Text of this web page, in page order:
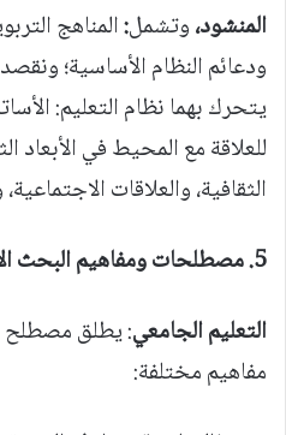
المنشود،وتشمل:المناهج
ودعائم النظام الأساسية؛
يتحرك بهما نظام التعليم:
للعلاقة مع المحيط في الأبعاد
الثقافية، والعلاقات
5. مصطلحات ومفاهيم البحث
التعليم الجامعي: يطلق مصطلح
مفاهيم مختلفة: